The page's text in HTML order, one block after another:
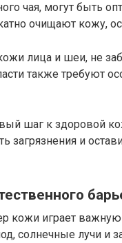
чая, могут быть
очищают кожу,
лица и шеи, не
также требуют
шаг к здоровой
загрязнения и
кожи играет
солнечные лучи